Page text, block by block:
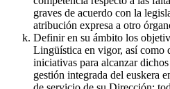
graves de acuerdo con la
atribución expresa a otro
Definir en su ámbito los
Lingüística en vigor, así como
iniciativas para alcanzar
gestión integrada del euskera